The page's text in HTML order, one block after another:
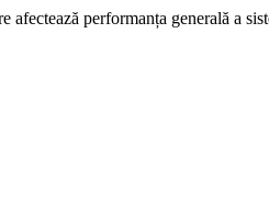
performanța generală a